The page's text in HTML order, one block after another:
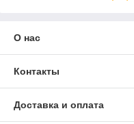
О нас
Контакты
Доставка и оплата